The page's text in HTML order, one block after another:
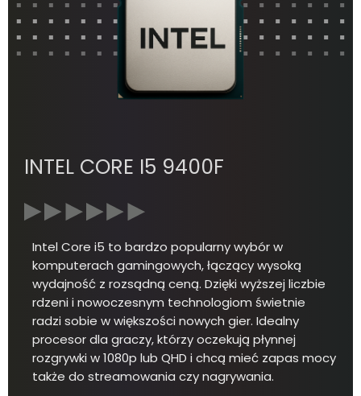
INTEL CORE I5 9400F
Intel Core i5 to bardzo popularny wybór w
komputerach gamingowych, łączący wysoką
wydajność z rozsądną ceną. Dzięki wyższej liczbie
rdzeni i nowoczesnym technologiom świetnie
radzi sobie w większości nowych gier. Idealny
procesor dla graczy, którzy oczekują płynnej
rozgrywki w 1080p lub QHD i chcą mieć zapas mocy
także do streamowania czy nagrywania.